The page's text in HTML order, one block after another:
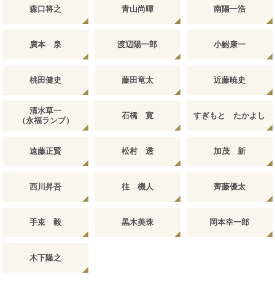
森口将之 青山尚暉 南陽一浩
廣本 泉 渡辺陽一郎 小鮒康一
桃田健史 藤田竜太 近藤暁史
清水草一
（永福ランプ）
石橋 寛 すぎもと たかよし
遠藤正賢 松村 透 加茂 新
西川昇吾 往 機人 齊藤優太
手束 毅 黒木美珠 岡本幸一郎
木下隆之